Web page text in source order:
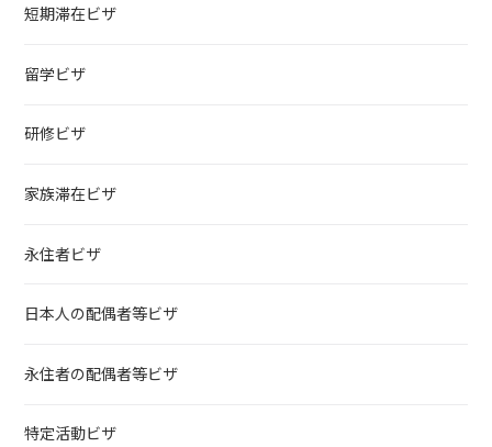
短期滞在ビザ
留学ビザ
研修ビザ
家族滞在ビザ
永住者ビザ
日本人の配偶者等ビザ
永住者の配偶者等ビザ
特定活動ビザ